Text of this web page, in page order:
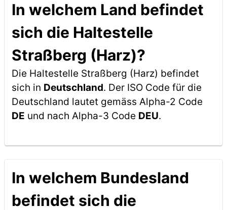
In welchem Land befindet
sich die Haltestelle
Straßberg (Harz)?
Die Haltestelle Straßberg (Harz) befindet
sich in Deutschland. Der ISO Code für die
Deutschland lautet gemäss Alpha-2 Code
DE und nach Alpha-3 Code DEU.
In welchem Bundesland
befindet sich die